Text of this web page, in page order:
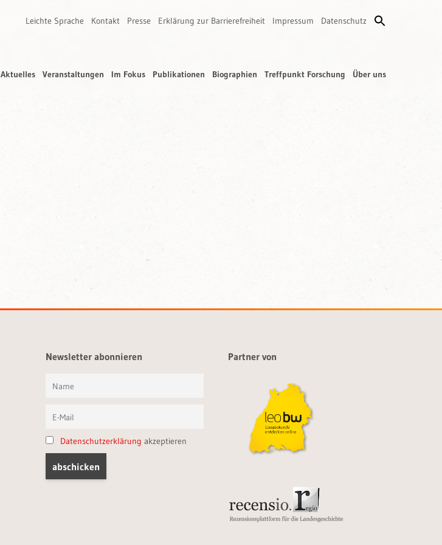
Leichte Sprache Kontakt Presse Erklärung zur Barrierefreiheit Impressum Datenschutz
Aktuelles Veranstaltungen Im Fokus Publikationen Biographien Treffpunkt Forschung Über uns
Newsletter abonnieren
Datenschutzerklärung akzeptieren
Partner von